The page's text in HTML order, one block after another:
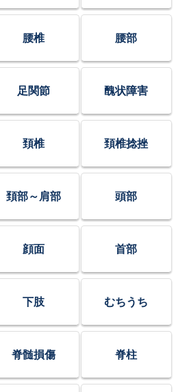
腰椎 腰部
足関節 醜状障害
頚椎 頚椎捻挫
頚部～肩部 頭部
顔面 首部
下肢 むちうち
脊髄損傷 脊柱